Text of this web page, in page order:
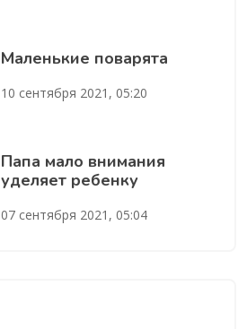
Маленькие поварята
10 сентября 2021, 05:20
Папа мало внимания
уделяет ребенку
07 сентября 2021, 05:04